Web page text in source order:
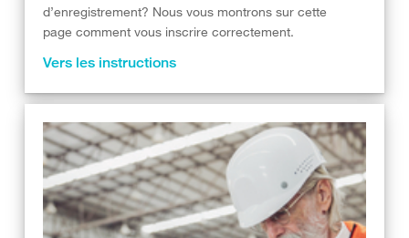
d’enregistrement? Nous vous montrons sur cette
page comment vous inscrire correctement.
Vers les instructions